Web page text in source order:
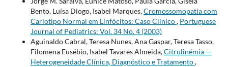
Bento, Luísa Diogo, Isabel Marques,Cromossomopatia com
Cariotipo Normal em Linfócitos: Caso Clínico, Portuguese
Journal of Pediatrics: Vol. 34 No. 4 (2003)
Aguinaldo Cabral, Teresa Nunes, Ana Gaspar, Teresa Tasso,
Filomena Eusébio, Isabel Tavares Almeida,Citrulinémia —
Heterogeneidade Clínica, Diagnóstico e Tratamento,